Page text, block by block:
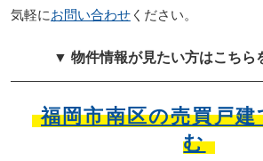
気軽にお問い合わせください。
▼ 物件情報が見たい方はこちら
福岡市南区の売買戸
む